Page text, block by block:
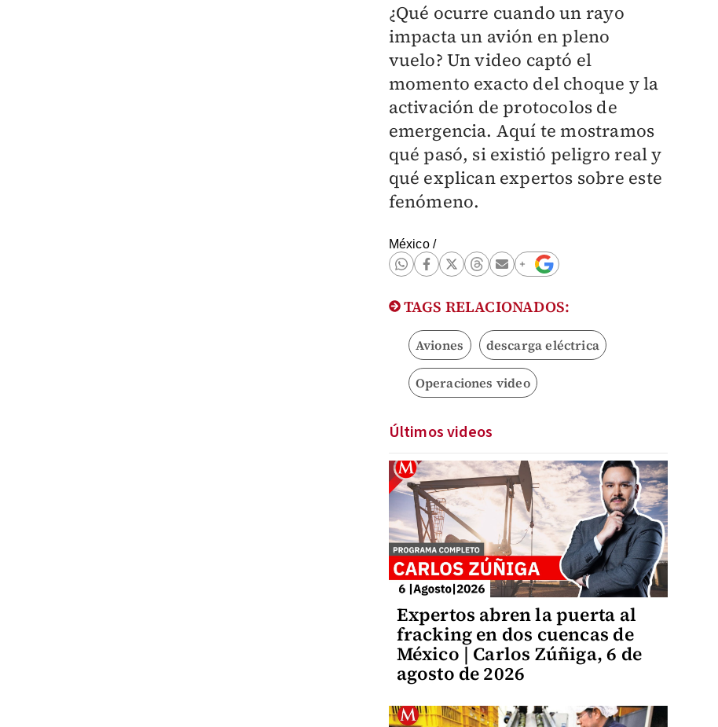
¿Qué ocurre cuando un rayo
impacta un avión en pleno
vuelo? Un video captó el
momento exacto del choque y la
activación de protocolos de
emergencia. Aquí te mostramos
qué pasó, si existió peligro real y
qué explican expertos sobre este
fenómeno.
México/
TAGS RELACIONADOS:
Aviones descarga eléctrica
Operaciones video
Últimos videos
Expertos abren la puerta al
fracking en dos cuencas de
México | Carlos Zúñiga, 6 de
agosto de 2026